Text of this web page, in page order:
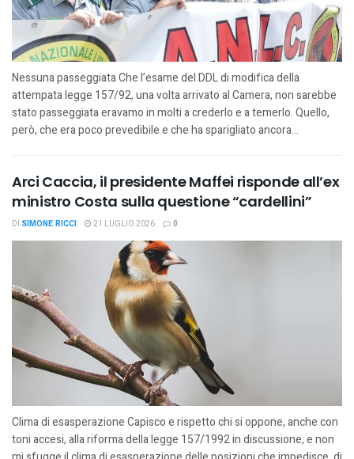
Nessuna passeggiata Che l’esame del DDL di modifica della
attempata legge 157/92, una volta arrivato al Camera, non sarebbe
stato passeggiata eravamo in molti a crederlo e a temerlo. Quello,
però, che era poco prevedibile e che ha sparigliato ancora...
Arci Caccia, il presidente Maffei risponde all’ex
ministro Costa sulla questione “cardellini”
DI SIMONE RICCI 21 LUGLIO 2026 0
Clima di esasperazione Capisco e rispetto chi si oppone, anche con
toni accesi, alla riforma della legge 157/1992 in discussione, e non